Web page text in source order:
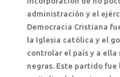
administración y el
Democracia Cristiana
la Iglesia católica y el
controlar el país y a ella
negras. Este partido